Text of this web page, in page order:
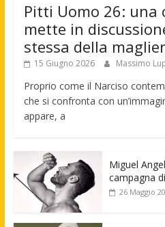
Pitti Uomo 26: una
mette in
stessa della
15 Giugno 2026 Massimo
Proprio come il Narciso
che si confronta con
appare, a
Miguel
campagna
26 Maggio